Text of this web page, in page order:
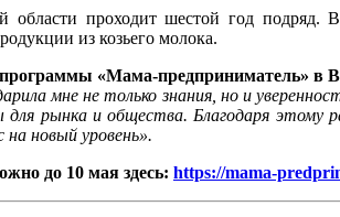
области проходит шестой год
из козьего молока.
«Мама-предприниматель» в
мне не только знания, но и
рынка и общества. Благодаря этому
новый уровень».
до 10 мая здесь: https://mama-